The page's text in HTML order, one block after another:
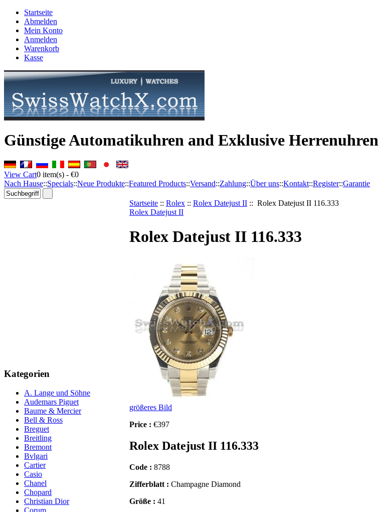
Startseite
Abmelden
Mein Konto
Anmelden
Warenkorb
Kasse
Günstige Automatikuhren and Exklusive Herrenuhren
View Cart0 item(s) - €0
Nach Hause::Specials::Neue Produkte::Featured Products::Versand::Zahlung::Über uns::Kontakt::Register::Garantie
Kategorien
A. Lange und Söhne
Audemars Piguet
Baume & Mercier
Bell & Ross
Breguet
Breitling
Bremont
Bvlgari
Cartier
Casio
Chanel
Chopard
Christian Dior
Startseite :: Rolex :: Rolex Datejust II :: Rolex Datejust II 116.333
Rolex Datejust II
Rolex Datejust II 116.333
größeres Bild
Price : €397
Rolex Datejust II 116.333
Code : 8788
Zifferblatt : Champagne Diamond
Größe : 41